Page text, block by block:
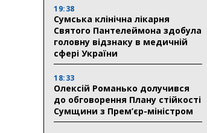
19:38
Сумська клінічна лікарня
Святого Пантелеймона здобула
головну відзнаку в медичній
сфері України
18:33
Олексій Романько долучився
до обговорення Плану стійкості
Сумщини з Прем’єр-міністром